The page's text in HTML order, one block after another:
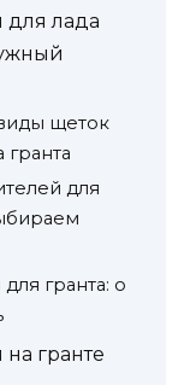
для лада
щеток
гранта
для
гранта: о
гранте